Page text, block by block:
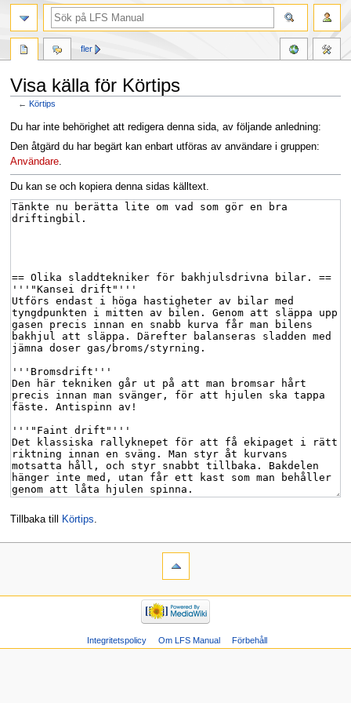
Visa källa för Körtips
←Körtips
Hoppa
till
navigering
Hoppa
till
sök
Du har inte behörighet att redigera denna sida, av följande anledning:
Den åtgärd du har begärt kan enbart utföras av användare i gruppen:
Användare.
Du kan se och kopiera denna sidas källtext.
Tillbaka till Körtips
fler
Integritetspolicy Om LFS Manual Förbehåll